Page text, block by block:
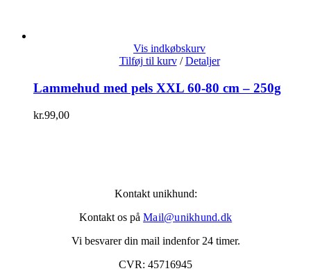
Vis indkøbskurv
Tilføj til kurv / Detaljer
Lammehud med pels XXL 60-80 cm – 250g
kr.99,00
Kontakt unikhund:
Kontakt os på Mail@unikhund.dk
Vi besvarer din mail indenfor 24 timer.
CVR: 45716945